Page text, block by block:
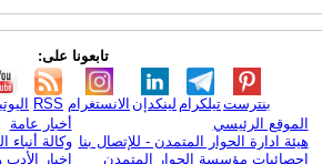
تابعونا على:
RSS الانستغرام لينكدإن تيلكرامبنترست
الموقع الرئيسي
هيئة ادارة الحوار المتمدن - للإتصال بنا
إحصائيات مؤسسة الحوار المتمدن
أخبار عامة
وكالة أنباء
اخبار الأدب